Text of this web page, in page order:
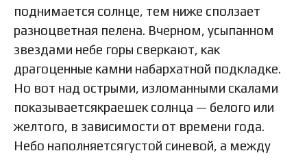
поднимается солнце, тем ниже сползает
разноцветная пелена. Вчерном, усыпанном
звездами небе горы сверкают, как
драгоценные камни набархатной подкладке.
Но вот над острыми, изломанными скалами
показываетсякраешек солнца — белого или
желтого, в зависимости от времени года.
Небо наполняетсягустой синевой, а между